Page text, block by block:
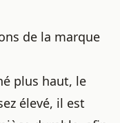
de la marque
plus haut, le
élevé, il est